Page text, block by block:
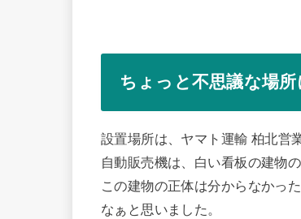
ちょっと不思議な場所
設置場所は、ヤマト運輸 柏北営
自動販売機は、白い看板の建物
この建物の正体は分からなかっ
なぁと思いました。